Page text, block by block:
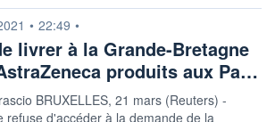
• 22:49 •
livrer à la Grande-Bretagne
produits aux Pa…
BRUXELLES, 21 mars (Reuters) -
refuse d'accéder à la demande de la